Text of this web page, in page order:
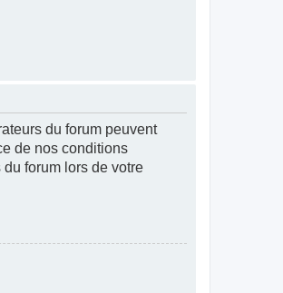
du forum peuvent
de nos conditions
forum lors de votre